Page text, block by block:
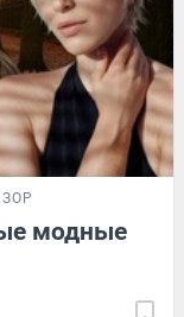
модные